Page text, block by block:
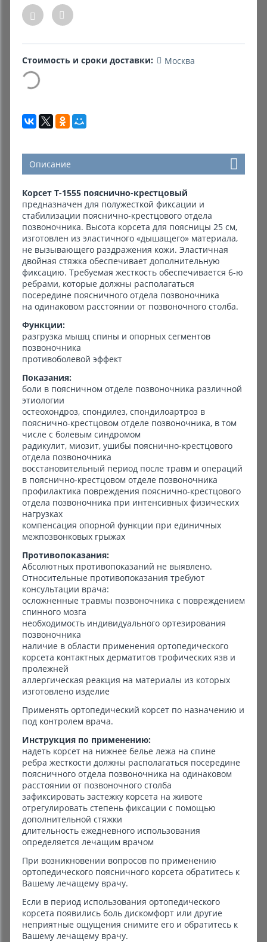
Комиссионные товары
Стоимость и сроки доставки: Москва
Описание
Корсет Т-1555 пояснично-крестцовый
предназначен для полужесткой фиксации и
стабилизации пояснично-крестцового отдела
позвоночника. Высота корсета для поясницы 25 см,
изготовлен из эластичного «дышащего» материала,
не вызывающего раздражения кожи. Эластичная
двойная стяжка обеспечивает дополнительную
фиксацию. Требуемая жесткость обеспечивается 6-ю
ребрами, которые должны располагаться
посередине поясничного отдела позвоночника
на одинаковом расстоянии от позвоночного столба.
Функции:
разгрузка мышц спины и опорных сегментов
позвоночника
противоболевой эффект
Показания:
боли в поясничном отделе позвоночника различной
этиологии
остеохондроз, спондилез, спондилоартроз в
пояснично-крестцовом отделе позвоночника, в том
числе с болевым синдромом
радикулит, миозит, ушибы пояснично-крестцового
отдела позвоночника
восстановительный период после травм и операций
в пояснично-крестцовом отделе позвоночника
профилактика повреждения пояснично-крестцового
отдела позвоночника при интенсивных физических
нагрузках
компенсация опорной функции при единичных
межпозвонковых грыжах
Противопоказания:
Абсолютных противопоказаний не выявлено.
Относительные противопоказания требуют
консультации врача:
осложненные травмы позвоночника с повреждением
спинного мозга
необходимость индивидуального ортезирования
позвоночника
наличие в области применения ортопедического
корсета контактных дерматитов трофических язв и
пролежней
аллергическая реакция на материалы из которых
изготовлено изделие
Применять ортопедический корсет по назначению и
под контролем врача.
Инструкция по применению:
надеть корсет на нижнее белье лежа на спине
ребра жесткости должны располагаться посередине
поясничного отдела позвоночника на одинаковом
расстоянии от позвоночного столба
зафиксировать застежку корсета на животе
отрегулировать степень фиксации с помощью
дополнительной стяжки
длительность ежедневного использования
определяется лечащим врачом
При возникновении вопросов по применению
ортопедического поясничного корсета обратитесь к
Вашему лечащему врачу.
Если в период использования ортопедического
корсета появились боль дискомфорт или другие
неприятные ощущения снимите его и обратитесь к
Вашему лечащему врачу.